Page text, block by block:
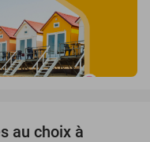
au choix à